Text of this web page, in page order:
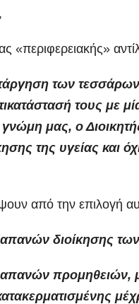
«περιφερειακής»
των τεσσάρων
τους με
μας, ο
της υγείας και
από την επιλογή
διοίκησης
προμηθειών,